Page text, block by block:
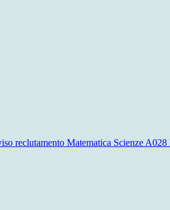
reclutamento Matematica Scienze